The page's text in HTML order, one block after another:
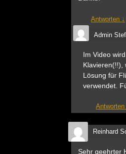
Antworten ↓
Admin
Im Video
Klavieren(!!),
Lösung für
verwendet.
Antworten
Reinhard
Sehr geehrter